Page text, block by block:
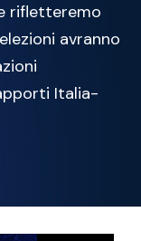
rifletteremo
avranno
Italia-